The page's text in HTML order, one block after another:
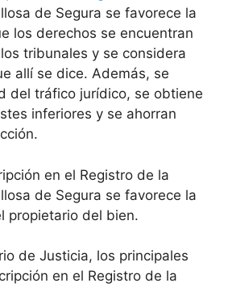
de Segura se favorece la
los derechos se encuentran
tribunales y se considera
allí se dice. Además, se
del tráfico jurídico, se obtiene
inferiores y se ahorran
en el Registro de la
de Segura se favorece la
propietario del bien.
de Justicia, los principales
en el Registro de la